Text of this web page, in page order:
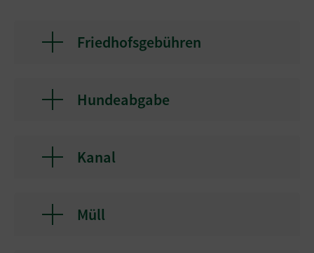
Friedhofsgebühren
Hundeabgabe
Kanal
Müll